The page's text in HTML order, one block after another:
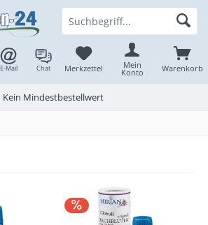
Kein Mindestbestellwert
Warenkorb
E-Mail Chat Merkzettel Mein
Konto